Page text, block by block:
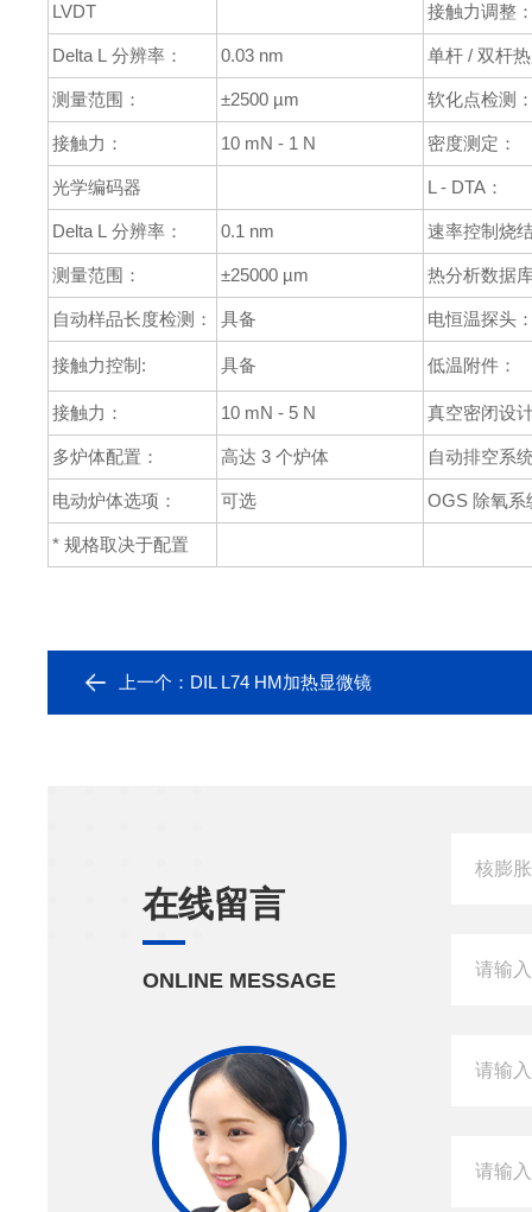
LVDT 接触力调整
Delta L 分辨率： 0.03 nm 单杆 / 双杆
测量范围： ±2500 µm 软化点检测
接触力： 10 mN - 1 N 密度测定：
光学编码器 L - DTA：
Delta L 分辨率： 0.1 nm 速率控制烧
测量范围： ±25000 µm 热分析数据
自动样品长度检测： 具备 电恒温探头
接触力控制: 具备 低温附件：
接触力： 10 mN - 5 N 真空密闭设
多炉体配置： 高达 3 个炉体 自动排空系
电动炉体选项： 可选 OGS 除氧系
* 规格取决于配置
上一个： DIL L74 HM加热显微镜
在线留言
ONLINE MESSAGE